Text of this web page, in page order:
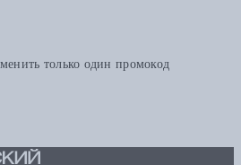
только один промокод